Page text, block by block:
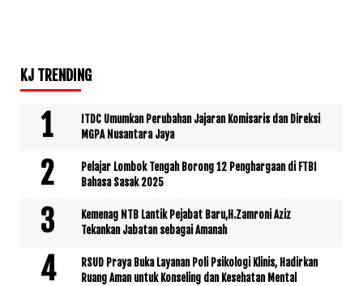
KJ TRENDING
ITDC Umumkan Perubahan Jajaran Komisaris dan Direksi
MGPA Nusantara Jaya
Pelajar Lombok Tengah Borong 12 Penghargaan di FTBI
Bahasa Sasak 2025
Kemenag NTB Lantik Pejabat Baru,H.Zamroni Aziz
Tekankan Jabatan sebagai Amanah
RSUD Praya Buka Layanan Poli Psikologi Klinis, Hadirkan
Ruang Aman untuk Konseling dan Kesehatan Mental